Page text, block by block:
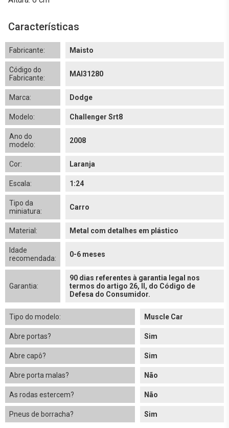
Características
Fabricante: Maisto
Código do
Fabricante:
MAI31280
Marca: Dodge
Modelo: Challenger Srt8
Ano do
modelo:
2008
Cor: Laranja
Escala: 1:24
Tipo da
miniatura:
Carro
Material: Metal com detalhes em plástico
Idade
recomendada:
0-6 meses
Garantia:
90 dias referentes à garantia legal nos
termos do artigo 26, II, do Código de
Defesa do Consumidor.
Tipo do modelo: Muscle Car
Abre portas? Sim
Abre capô? Sim
Abre porta malas? Não
As rodas estercem? Não
Pneus de borracha? Sim